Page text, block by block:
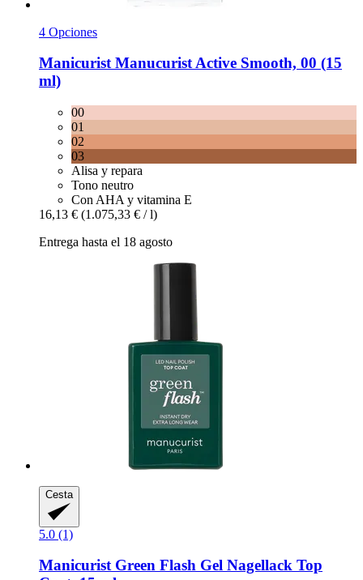
4 Opciones
ManicuristManucurist Active Smooth, 00 (15
ml)
00
01
02
03
Alisa y repara
Tono neutro
Con AHA y vitamina E
16,13 € (1.075,33 € / l)
Entrega hasta el 18 agosto
Cesta
5.0 (1)
ManicuristGreen Flash Gel Nagellack Top